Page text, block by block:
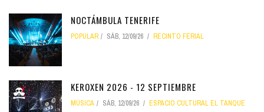
NOCTÁMBULA TENERIFE
POPULAR SÁB, 12/09/26 RECINTO FERIAL
KEROXEN 2026 - 12 SEPTIEMBRE
MÚSICA SÁB, 12/09/26 ESPACIO CULTURAL EL TANQUE